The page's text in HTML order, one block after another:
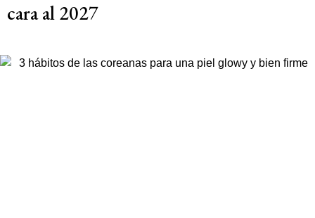
cara al 2027